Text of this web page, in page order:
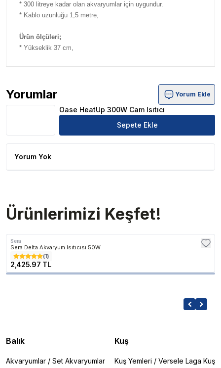
* 300 litreye kadar olan akvaryumlar için uygundur.
* Kablo uzunluğu 1,5 metre,
Ürün ölçüleri;
* Yükseklik 37 cm,
Yorumlar
Oase HeatUp 300W Cam Isıtıcı Ürün Yorumları
Yorum Ekle
Oase HeatUp 300W Cam Isıtıcı
Sepete Ekle
Yorum Yok
Ürünlerimizi Keşfet!
Sera
Sera Delta Akvaryum Isıtıcısı 50W
(1)
2,425.97 TL
Balık
Akvaryumlar / Set Akvaryumlar
Kuş
Kuş Yemleri / Versele Laga Kuş